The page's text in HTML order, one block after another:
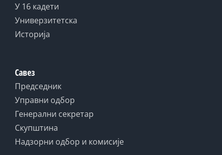
У 16 кадети
Универзитетска
Историја
Савез
Председник
Управни одбор
Генерални секретар
Скупштина
Надзорни одбор и комисије